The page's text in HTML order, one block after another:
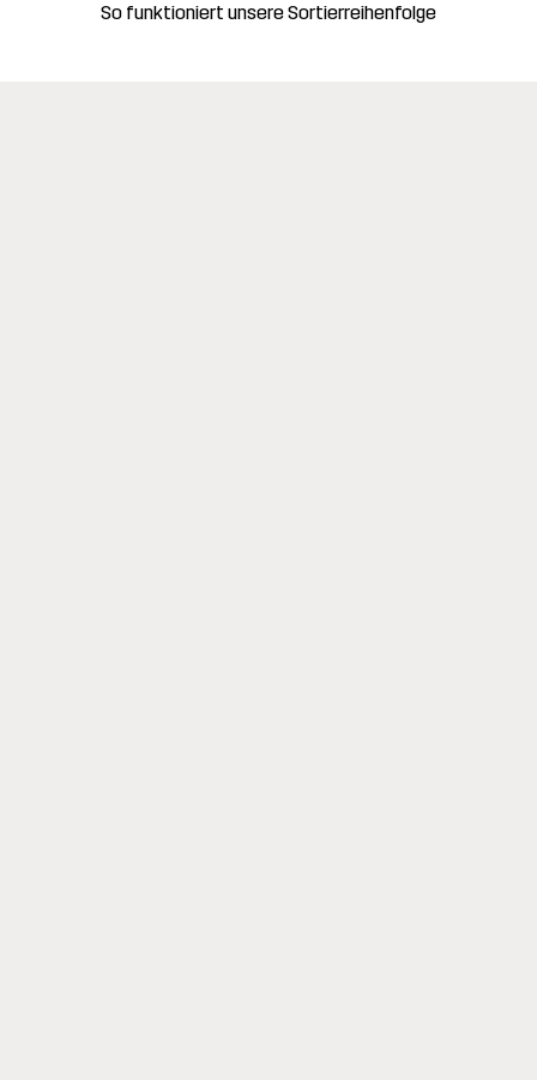
So funktioniert unsere Sortierreihenfolge